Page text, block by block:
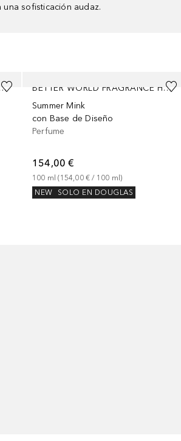
sofisticación audaz.
BETTER WORLD FRAGRANCE HOUSE BY DRAKE
BETTER WORLD FRAGRANCE HOUSE BY DRAKE
Summer Mink
con Base de Diseño
Perfume
154,00 €
100 ml (154,00 € / 100 ml)
NEW
SOLO EN DOUGLAS